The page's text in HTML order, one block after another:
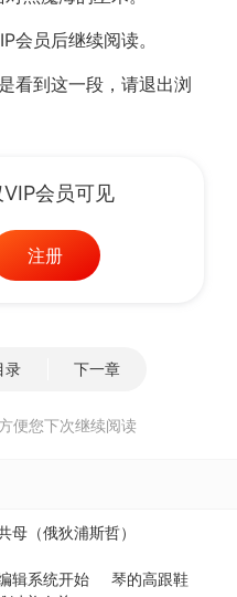
会员后继续阅读。
看到这一段，请退出浏
会员可见
注册
录 下一章
便您下次继续阅读
母（俄狄浦斯哲）
辑系统开始
琴的高跟鞋